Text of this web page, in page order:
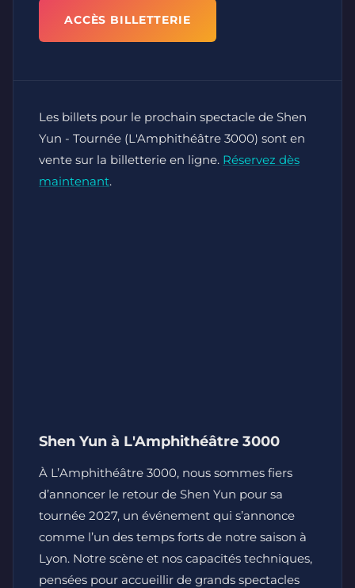
ACCÈS BILLETTERIE
Les billets pour le prochain spectacle de Shen
Yun - Tournée (L'Amphithéâtre 3000) sont en
vente sur la billetterie en ligne. Réservez dès
maintenant.
Shen Yun à L'Amphithéâtre 3000
À L’Amphithéâtre 3000, nous sommes fiers
d’annoncer le retour de Shen Yun pour sa
tournée 2027, un événement qui s’annonce
comme l’un des temps forts de notre saison à
Lyon. Notre scène et nos capacités techniques,
pensées pour accueillir de grands spectacles